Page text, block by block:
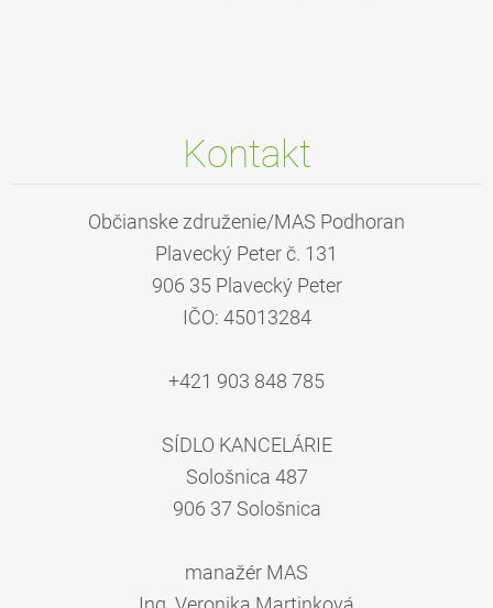
Kontakt
Občianske združenie/MAS Podhoran
Plavecký Peter č. 131
906 35 Plavecký Peter
IČO: 45013284
+421 903 848 785
SÍDLO KANCELÁRIE
Sološnica 487
906 37 Sološnica
manažér MAS